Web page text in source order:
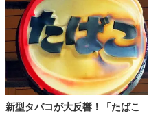
新型タバコが大反響！「たばこ